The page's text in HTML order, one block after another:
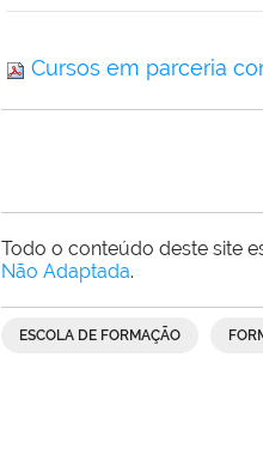
Cursos em parceria
Todo o conteúdo deste site
Não Adaptada.
ESCOLA DE FORMAÇÃO